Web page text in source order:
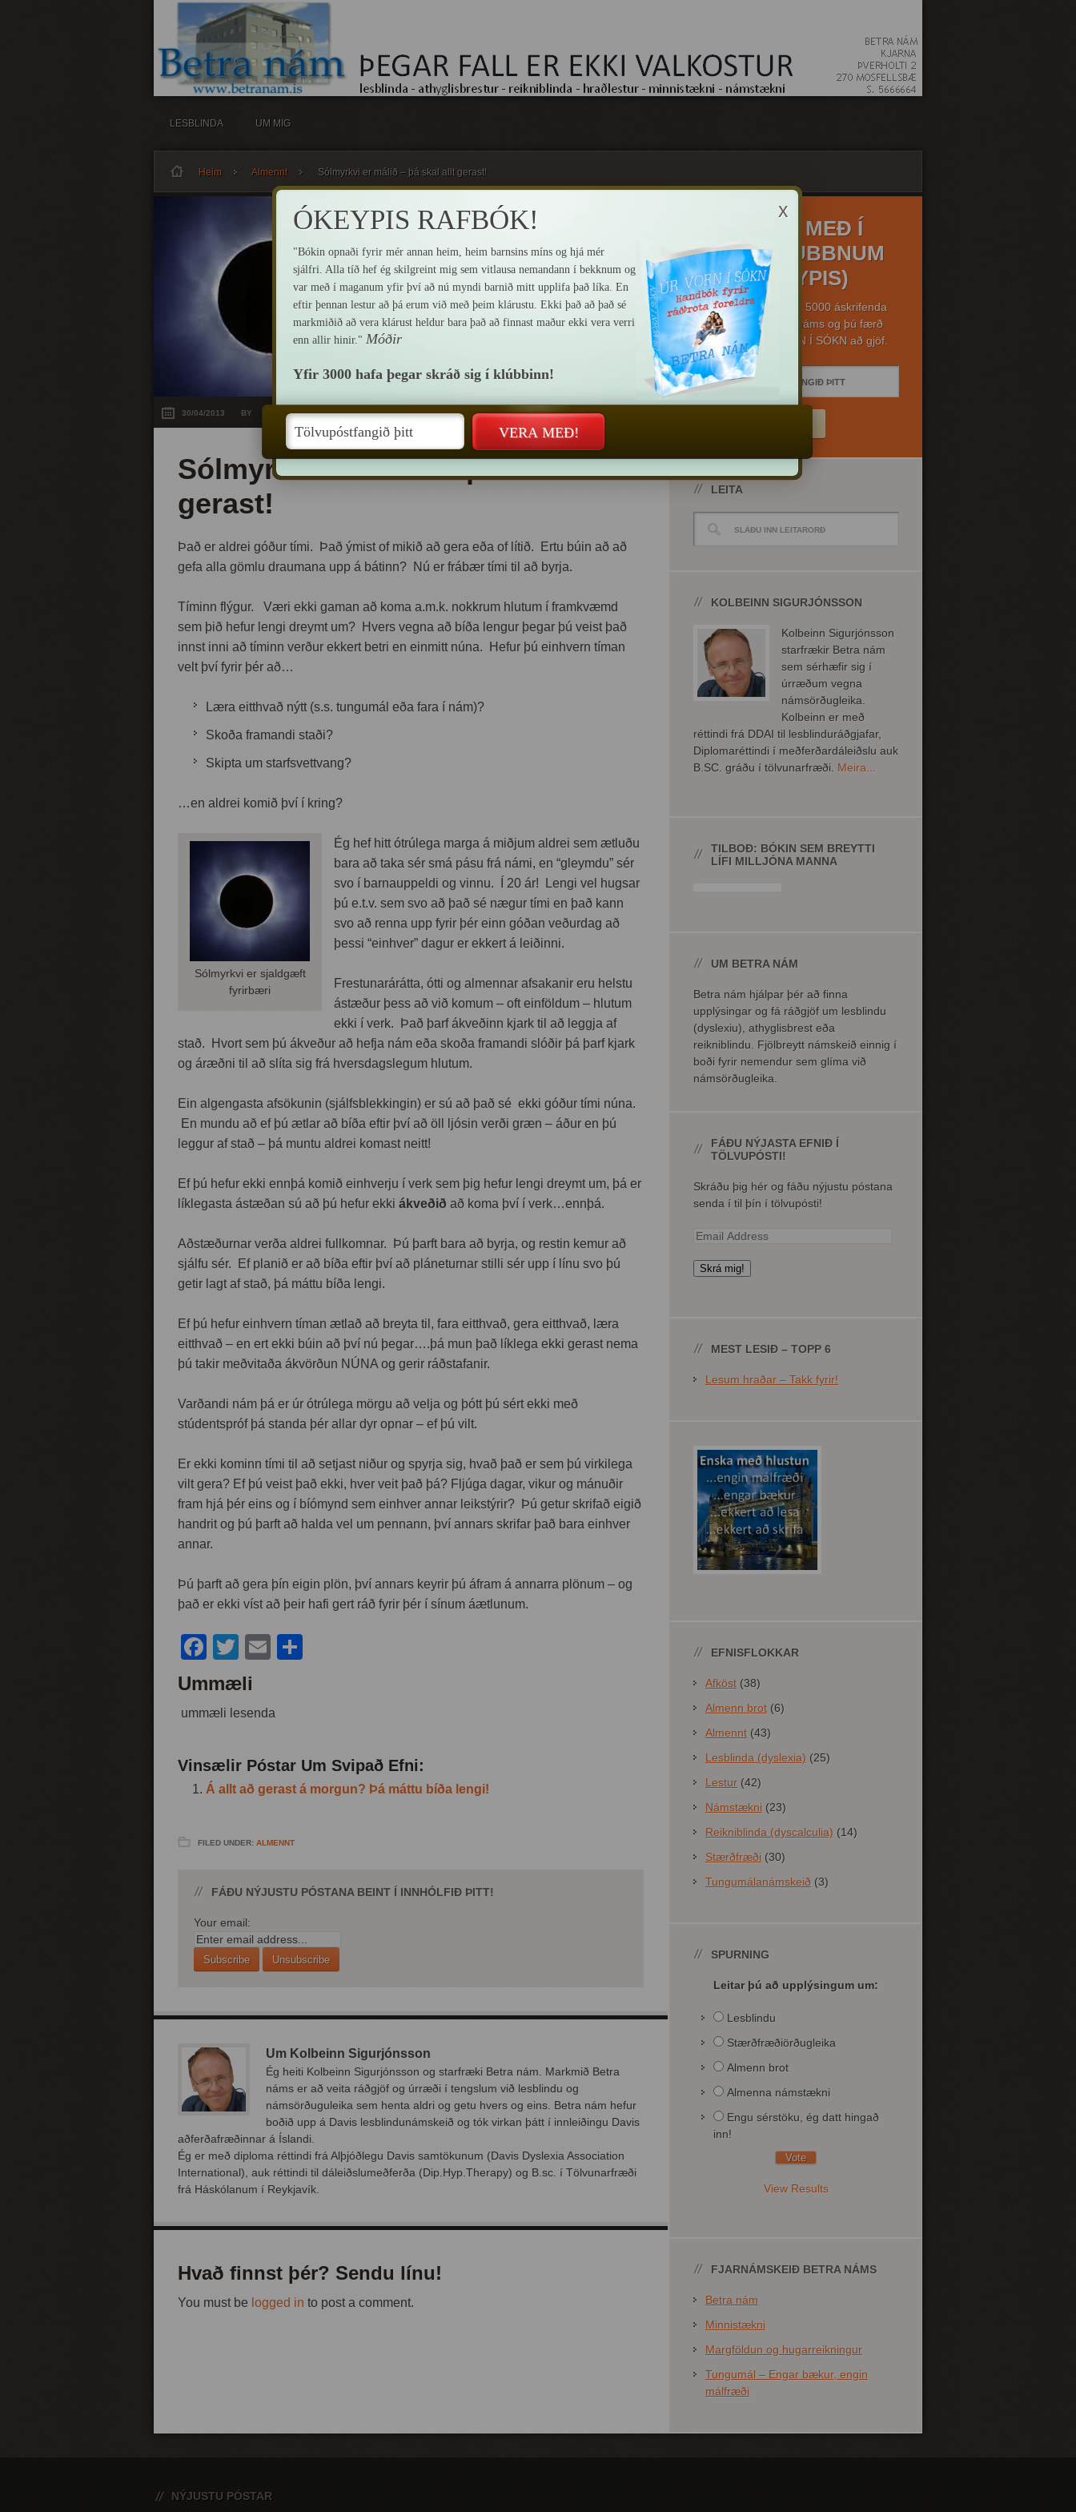
x
ÓKEYPIS RAFBÓK!
"Bókin opnaði fyrir mér annan heim, heim barnsins míns og hjá mér
sjálfri. Alla tíð hef ég skilgreint mig sem vitlausa nemandann í bekknum og
var með í maganum yfir því að nú myndi barnið mitt upplifa það líka. En
eftir þennan lestur að þá erum við með þeim klárustu. Ekki það að það sé
markmiðið að vera klárust heldur bara það að finnast maður ekki vera verri
enn allir hinir." Móðir
Yfir 3000 hafa þegar skráð sig í klúbbinn!
LESBLINDA UM MIG
Heim Almennt Sólmyrkvi er málið – þá skal allt gerast!
30/04/2013 BY KOLBEINN SIGURJÓNSSON LEAVE A COMMENT
Sólmyrkvi er málið – þá skal allt
gerast!
Það er aldrei góður tími. Það ýmist of mikið að gera eða of lítið. Ertu búin að að
gefa alla gömlu draumana upp á bátinn? Nú er frábær tími til að byrja.
Tíminn flýgur. Væri ekki gaman að koma a.m.k. nokkrum hlutum í framkvæmd
sem þið hefur lengi dreymt um? Hvers vegna að bíða lengur þegar þú veist það
innst inni að tíminn verður ekkert betri en einmitt núna. Hefur þú einhvern tíman
velt því fyrir þér að…
Læra eitthvað nýtt (s.s. tungumál eða fara í nám)?
Skoða framandi staði?
Skipta um starfsvettvang?
…en aldrei komið því í kring?
Sólmyrkvi er sjaldgæft
fyrirbæri
Ég hef hitt ótrúlega marga á miðjum aldrei sem ætluðu
bara að taka sér smá pásu frá námi, en “gleymdu” sér
svo í barnauppeldi og vinnu. Í 20 ár! Lengi vel hugsar
þú e.t.v. sem svo að það sé nægur tími en það kann
svo að renna upp fyrir þér einn góðan veðurdag að
þessi “einhver” dagur er ekkert á leiðinni.
Frestunarárátta, ótti og almennar afsakanir eru helstu
ástæður þess að við komum – oft einföldum – hlutum
ekki í verk. Það þarf ákveðinn kjark til að leggja af
stað. Hvort sem þú ákveður að hefja nám eða skoða framandi slóðir þá þarf kjark
og áræðni til að slíta sig frá hversdagslegum hlutum.
Ein algengasta afsökunin (sjálfsblekkingin) er sú að það sé ekki góður tími núna.
En mundu að ef þú ætlar að bíða eftir því að öll ljósin verði græn – áður en þú
leggur af stað – þá muntu aldrei komast neitt!
Ef þú hefur ekki ennþá komið einhverju í verk sem þig hefur lengi dreymt um, þá er
líklegasta ástæðan sú að þú hefur ekki ákveðið að koma því í verk…ennþá.
Aðstæðurnar verða aldrei fullkomnar. Þú þarft bara að byrja, og restin kemur að
sjálfu sér. Ef planið er að bíða eftir því að pláneturnar stilli sér upp í línu svo þú
getir lagt af stað, þá máttu bíða lengi.
Ef þú hefur einhvern tíman ætlað að breyta til, fara eitthvað, gera eitthvað, læra
eitthvað – en ert ekki búin að því nú þegar….þá mun það líklega ekki gerast nema
þú takir meðvitaða ákvörðun NÚNA og gerir ráðstafanir.
Varðandi nám þá er úr ótrúlega mörgu að velja og þótt þú sért ekki með
stúdentspróf þá standa þér allar dyr opnar – ef þú vilt.
Er ekki kominn tími til að setjast niður og spyrja sig, hvað það er sem þú virkilega
vilt gera? Ef þú veist það ekki, hver veit það þá? Fljúga dagar, vikur og mánuðir
fram hjá þér eins og í bíómynd sem einhver annar leikstýrir? Þú getur skrifað eigið
handrit og þú þarft að halda vel um pennann, því annars skrifar það bara einhver
annar.
Þú þarft að gera þín eigin plön, því annars keyrir þú áfram á annarra plönum – og
það er ekki víst að þeir hafi gert ráð fyrir þér í sínum áætlunum.
Facebook
TwitterEmail
Ummæli
ummæli lesenda
Vinsælir Póstar Um Svipað Efni:
Á allt að gerast á morgun? Þá máttu bíða lengi!
FILED UNDER: ALMENNT
FÁÐU NÝJUSTU PÓSTANA BEINT Í INNHÓLFIÐ ÞITT!
Your email:
Um Kolbeinn Sigurjónsson
Ég heiti Kolbeinn Sigurjónsson og starfræki Betra nám. Markmið Betra
náms er að veita ráðgjöf og úrræði í tengslum við lesblindu og
námsörðuguleika sem henta aldri og getu hvers og eins. Betra nám hefur
boðið upp á Davis lesblindunámskeið og tók virkan þátt í innleiðingu Davis
aðferðafræðinnar á Íslandi.
Ég er með diploma réttindi frá Alþjóðlegu Davis samtökunum (Davis Dyslexia Association
International), auk réttindi til dáleiðslumeðferða (Dip.Hyp.Therapy) og B.sc. í Tölvunarfræði
frá Háskólanum í Reykjavík.
Hvað finnst þér? Sendu línu!
You must be logged in to post a comment.
VERTU MEÐ Í
PÓSTKLÚBBNUM
(ÓKEYPIS)
Bættu þér í hóp um 5000 áskrifenda
póstklúbbs Betra náms og þú færð
rafbókina ÚR VÖRN Í SÓKN að gjöf.
LEITA
KOLBEINN SIGURJÓNSSON
Kolbeinn Sigurjónsson
starfrækir Betra nám
sem sérhæfir sig í
úrræðum vegna
námsörðugleika.
Kolbeinn er með
réttindi frá DDAI til lesblinduráðgjafar,
Diplomaréttindi í meðferðardáleiðslu auk
B.SC. gráðu í tölvunarfræði. Meira...
TILBOÐ: BÓKIN SEM BREYTTI
LÍFI MILLJÓNA MANNA
UM BETRA NÁM
Betra nám hjálpar þér að finna
upplýsingar og fá ráðgjöf um lesblindu
(dyslexiu), athyglisbrest eða
reikniblindu. Fjölbreytt námskeið einnig í
boði fyrir nemendur sem glíma við
námsörðugleika.
FÁÐU NÝJASTA EFNIÐ Í
TÖLVUPÓSTI!
Skráðu þig hér og fáðu nýjustu póstana
senda í til þín í tölvupósti!
Email
Skrá mig!
MEST LESIÐ – TOPP 6
Lesum hraðar – Takk fyrir!
EFNISFLOKKAR
Afköst (38)
Almenn brot (6)
Almennt (43)
Lesblinda (dyslexia) (25)
Lestur (42)
Námstækni (23)
Reikniblinda (dyscalculia) (14)
Stærðfræði (30)
Tungumálanámskeið (3)
SPURNING
Leitar þú að upplýsingum um:
Lesblindu
Stærðfræðiörðugleika
Almenn brot
Almenna námstækni
Engu sérstöku, ég datt hingað
inn!
View Results
FJARNÁMSKEIÐ BETRA NÁMS
Betra nám
Minnistækni
Margföldun og hugarreikningur
Tungumál – Engar bækur, engin
málfræði
NÝJUSTU PÓSTAR